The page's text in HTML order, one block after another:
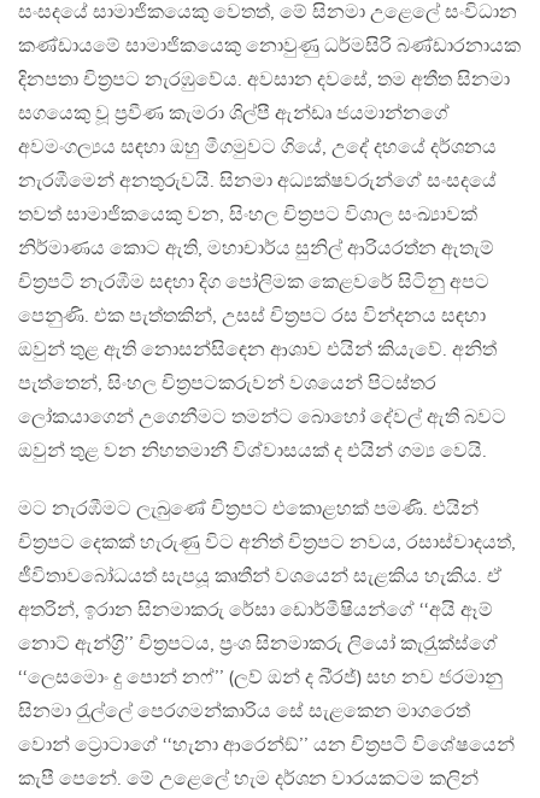
සංසදයේ සාමාජිකයෙකු වෙතත්, මේ සිනමා උළෙලේ සංවිධාන
කණ්ඩායමේ සාමාජිකයෙකු නොවුණු ධර්මසිරි බණ්ඩාරනායක
දිනපතා චිත‍්‍රපට නැරඹුවේය. අවසාන දවසේ, තම අතීත සිනමා
සගයෙකු වූ ප‍්‍රවීණ කැමරා ශිල්පී ඇන්ඩෘ ජයමාන්නගේ
අවමංගල්‍යය සඳහා ඔහු මීගමුවට ගියේ, උදේ දහයේ දර්ශනය
නැරඹීමෙන් අනතුරුවයි. සිනමා අධ්‍යක්ෂවරුන්ගේ සංසදයේ
තවත් සාමාජිකයෙකු වන, සිංහල චිත‍්‍රපට විශාල සංඛ්‍යාවක්
නිර්මාණය කොට ඇති, මහාචාර්ය සුනිල් ආරියරත්න ඇතැම්
චිත‍්‍රපටි නැරඹීම සඳහා දිග පෝලිමක කෙළවරේ සිටිනු අපට
පෙනුණි. එක පැත්තකින්, උසස් චිත‍්‍රපට රස වින්දනය සඳහා
ඔවුන් තුළ ඇති නොසන්සිඳෙන ආශාව එයින් කියැවේ. අනිත්
පැත්තෙන්, සිංහල චිත‍්‍රපටකරුවන් වශයෙන් පිටස්තර
ලෝකයාගෙන් උගෙනීමට තමන්ට බොහෝ දේවල් ඇති බවට
ඔවුන් තුළ වන නිහතමානී විශ්වාසයක් ද එයින් ගම්‍ය වෙයි.
මට නැරඹීමට ලැබුණේ චිත‍්‍රපට එකොළහක් පමණි. එයින්
චිත‍්‍රපට දෙකක් හැරුණු විට අනිත් චිත‍්‍රපට නවය, රසාස්වාදයත්,
ජීවිතාවබෝධයත් සැපයූ කෘතීන් වශයෙන් සැළකිය හැකිය. ඒ
අතරින්, ඉරාන සිනමාකරු රේසා ඩොර්මීෂියන්ගේ ‘‘අයි ඈම්
නොට් ඇන්ග‍්‍රි’’ චිත‍්‍රපටය, ප‍්‍රංශ සිනමාකරු ලියෝ කැරැුක්ස්ගේ
‘‘ලෙසමොං දු පොන් නෆ්’’ (ලව් ඔන් ද බි‍්‍රජ්) සහ නව ජරමානු
සිනමා රැුල්ලේ පෙරගමන්කාරිය සේ සැළකෙන මාගරෙත්
වොන් ට්‍රොටාගේ ‘‘හැනා ආරෙන්ඞ්’’ යන චිත‍්‍රපටි විශේෂයෙන්
කැපී පෙනේ. මේ උළෙලේ හැම දර්ශන වාරයකටම කලින්